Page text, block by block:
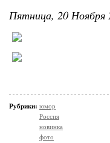
Пятница, 20 Ноября
Рубрики: юмор
Россия
новинка
фото